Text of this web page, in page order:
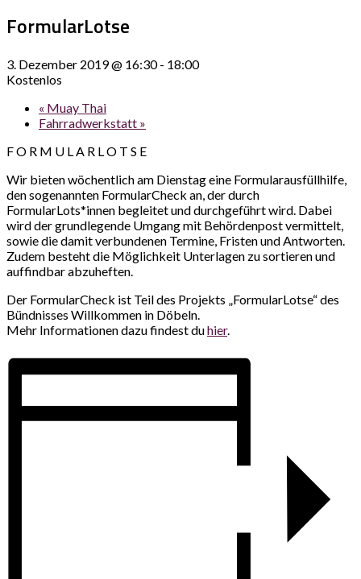
FormularLotse
3. Dezember 2019 @ 16:30- 18:00
Kostenlos
« Muay Thai
Fahrradwerkstatt »
F O R M U L A R L O T S E
Wir bieten wöchentlich am Dienstag eine Formularausfüllhilfe,
den sogenannten FormularCheck an, der durch
FormularLots*innen begleitet und durchgeführt wird. Dabei
wird der grundlegende Umgang mit Behördenpost vermittelt,
sowie die damit verbundenen Termine, Fristen und Antworten.
Zudem besteht die Möglichkeit Unterlagen zu sortieren und
auffindbar abzuheften.
Der FormularCheck ist Teil des Projekts „FormularLotse“ des
Bündnisses Willkommen in Döbeln.
Mehr Informationen dazu findest duhier.